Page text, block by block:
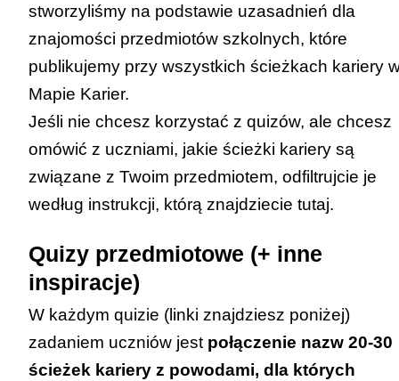
stworzyliśmy na podstawie uzasadnień dla
znajomości przedmiotów szkolnych, które
publikujemy przy wszystkich ścieżkach kariery
Mapie Karier.
Jeśli nie chcesz korzystać z quizów, ale chcesz
omówić z uczniami, jakie ścieżki kariery są
związane z Twoim przedmiotem, odfiltrujcie je
według instrukcji, którą znajdziecie tutaj.
Quizy przedmiotowe (+ inne
inspiracje)
W każdym quizie (linki znajdziesz poniżej)
zadaniem uczniów jest połączenie nazw 20-30
ścieżek kariery z powodami, dla których